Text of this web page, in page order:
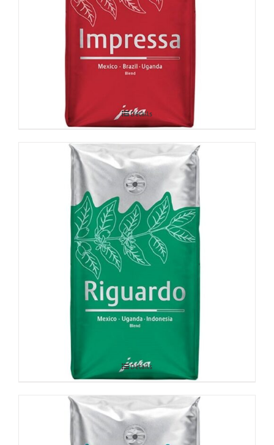
JURA Impressa 250g
Details
JURA Riquardo kohvioad 250g
Details